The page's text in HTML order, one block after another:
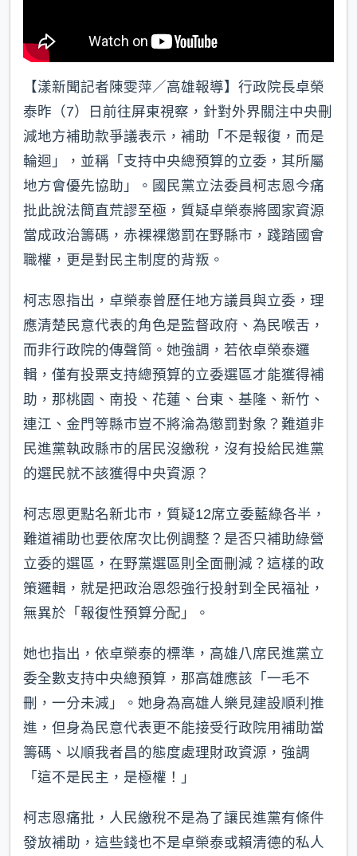
【漾新聞記者陳雯萍／高雄報導】行政院長卓榮
泰昨（7）日前往屏東視察，針對外界關注中央刪
減地方補助款爭議表示，補助「不是報復，而是
輪迴」，並稱「支持中央總預算的立委，其所屬
地方會優先協助」。國民黨立法委員柯志恩今痛
批此說法簡直荒謬至極，質疑卓榮泰將國家資源
當成政治籌碼，赤裸裸懲罰在野縣市，踐踏國會
職權，更是對民主制度的背叛。
柯志恩指出，卓榮泰曾歷任地方議員與立委，理
應清楚民意代表的角色是監督政府、為民喉舌，
而非行政院的傳聲筒。她強調，若依卓榮泰邏
輯，僅有投票支持總預算的立委選區才能獲得補
助，那桃園、南投、花蓮、台東、基隆、新竹、
連江、金門等縣市豈不將淪為懲罰對象？難道非
民進黨執政縣市的居民沒繳稅，沒有投給民進黨
的選民就不該獲得中央資源？
柯志恩更點名新北市，質疑12席立委藍綠各半，
難道補助也要依席次比例調整？是否只補助綠營
立委的選區，在野黨選區則全面刪減？這樣的政
策邏輯，就是把政治恩怨強行投射到全民福祉，
無異於「報復性預算分配」。
她也指出，依卓榮泰的標準，高雄八席民進黨立
委全數支持中央總預算，那高雄應該「一毛不
刪，一分未減」。她身為高雄人樂見建設順利推
進，但身為民意代表更不能接受行政院用補助當
籌碼、以順我者昌的態度處理財政資源，強調
「這不是民主，是極權！」
柯志恩痛批，人民繳稅不是為了讓民進黨有條件
發放補助，這些錢也不是卓榮泰或賴清德的私人